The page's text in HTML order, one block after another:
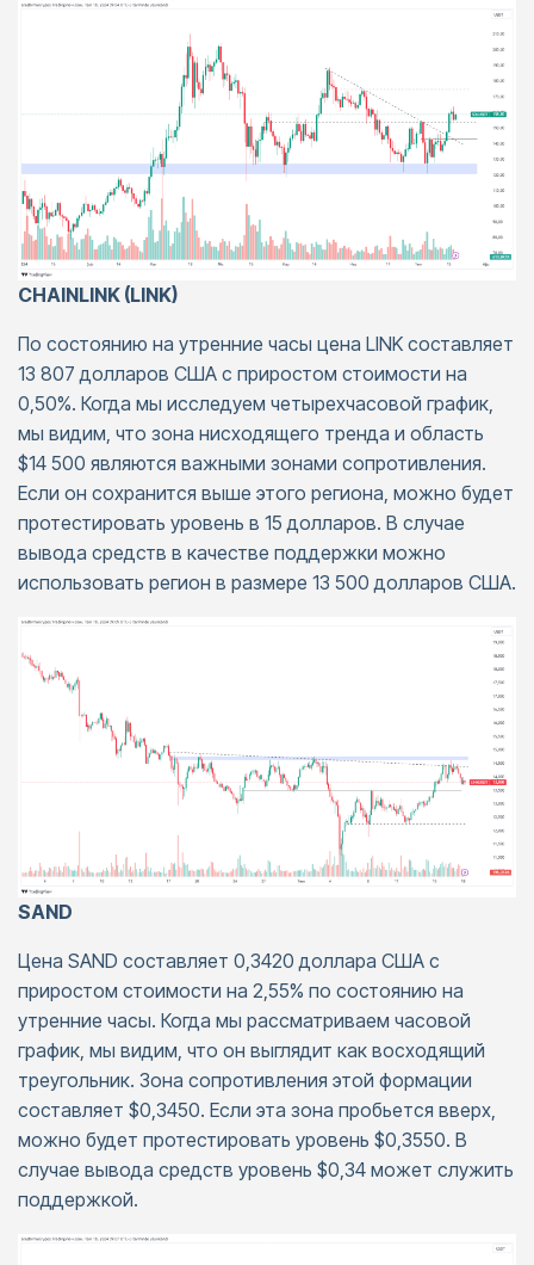
CHAINLINK (LINK)
По состоянию на утренние часы цена LINK составляет
13 807 долларов США с приростом стоимости на
0,50%. Когда мы исследуем четырехчасовой график,
мы видим, что зона нисходящего тренда и область
$14 500 являются важными зонами сопротивления.
Если он сохранится выше этого региона, можно будет
протестировать уровень в 15 долларов. В случае
вывода средств в качестве поддержки можно
использовать регион в размере 13 500 долларов США.
SAND
Цена SAND составляет 0,3420 доллара США с
приростом стоимости на 2,55% по состоянию на
утренние часы. Когда мы рассматриваем часовой
график, мы видим, что он выглядит как восходящий
треугольник. Зона сопротивления этой формации
составляет $0,3450. Если эта зона пробьется вверх,
можно будет протестировать уровень $0,3550. В
случае вывода средств уровень $0,34 может служить
поддержкой.